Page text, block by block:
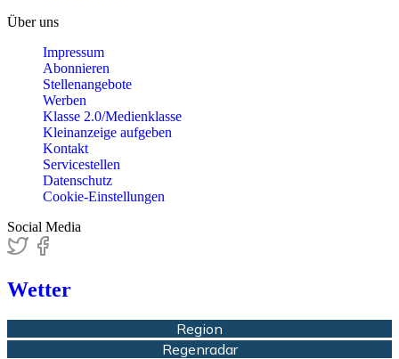
Über uns
Impressum
Abonnieren
Stellenangebote
Werben
Klasse 2.0/Medienklasse
Kleinanzeige aufgeben
Kontakt
Servicestellen
Datenschutz
Cookie-Einstellungen
Social Media
Wetter
Region
Regenradar